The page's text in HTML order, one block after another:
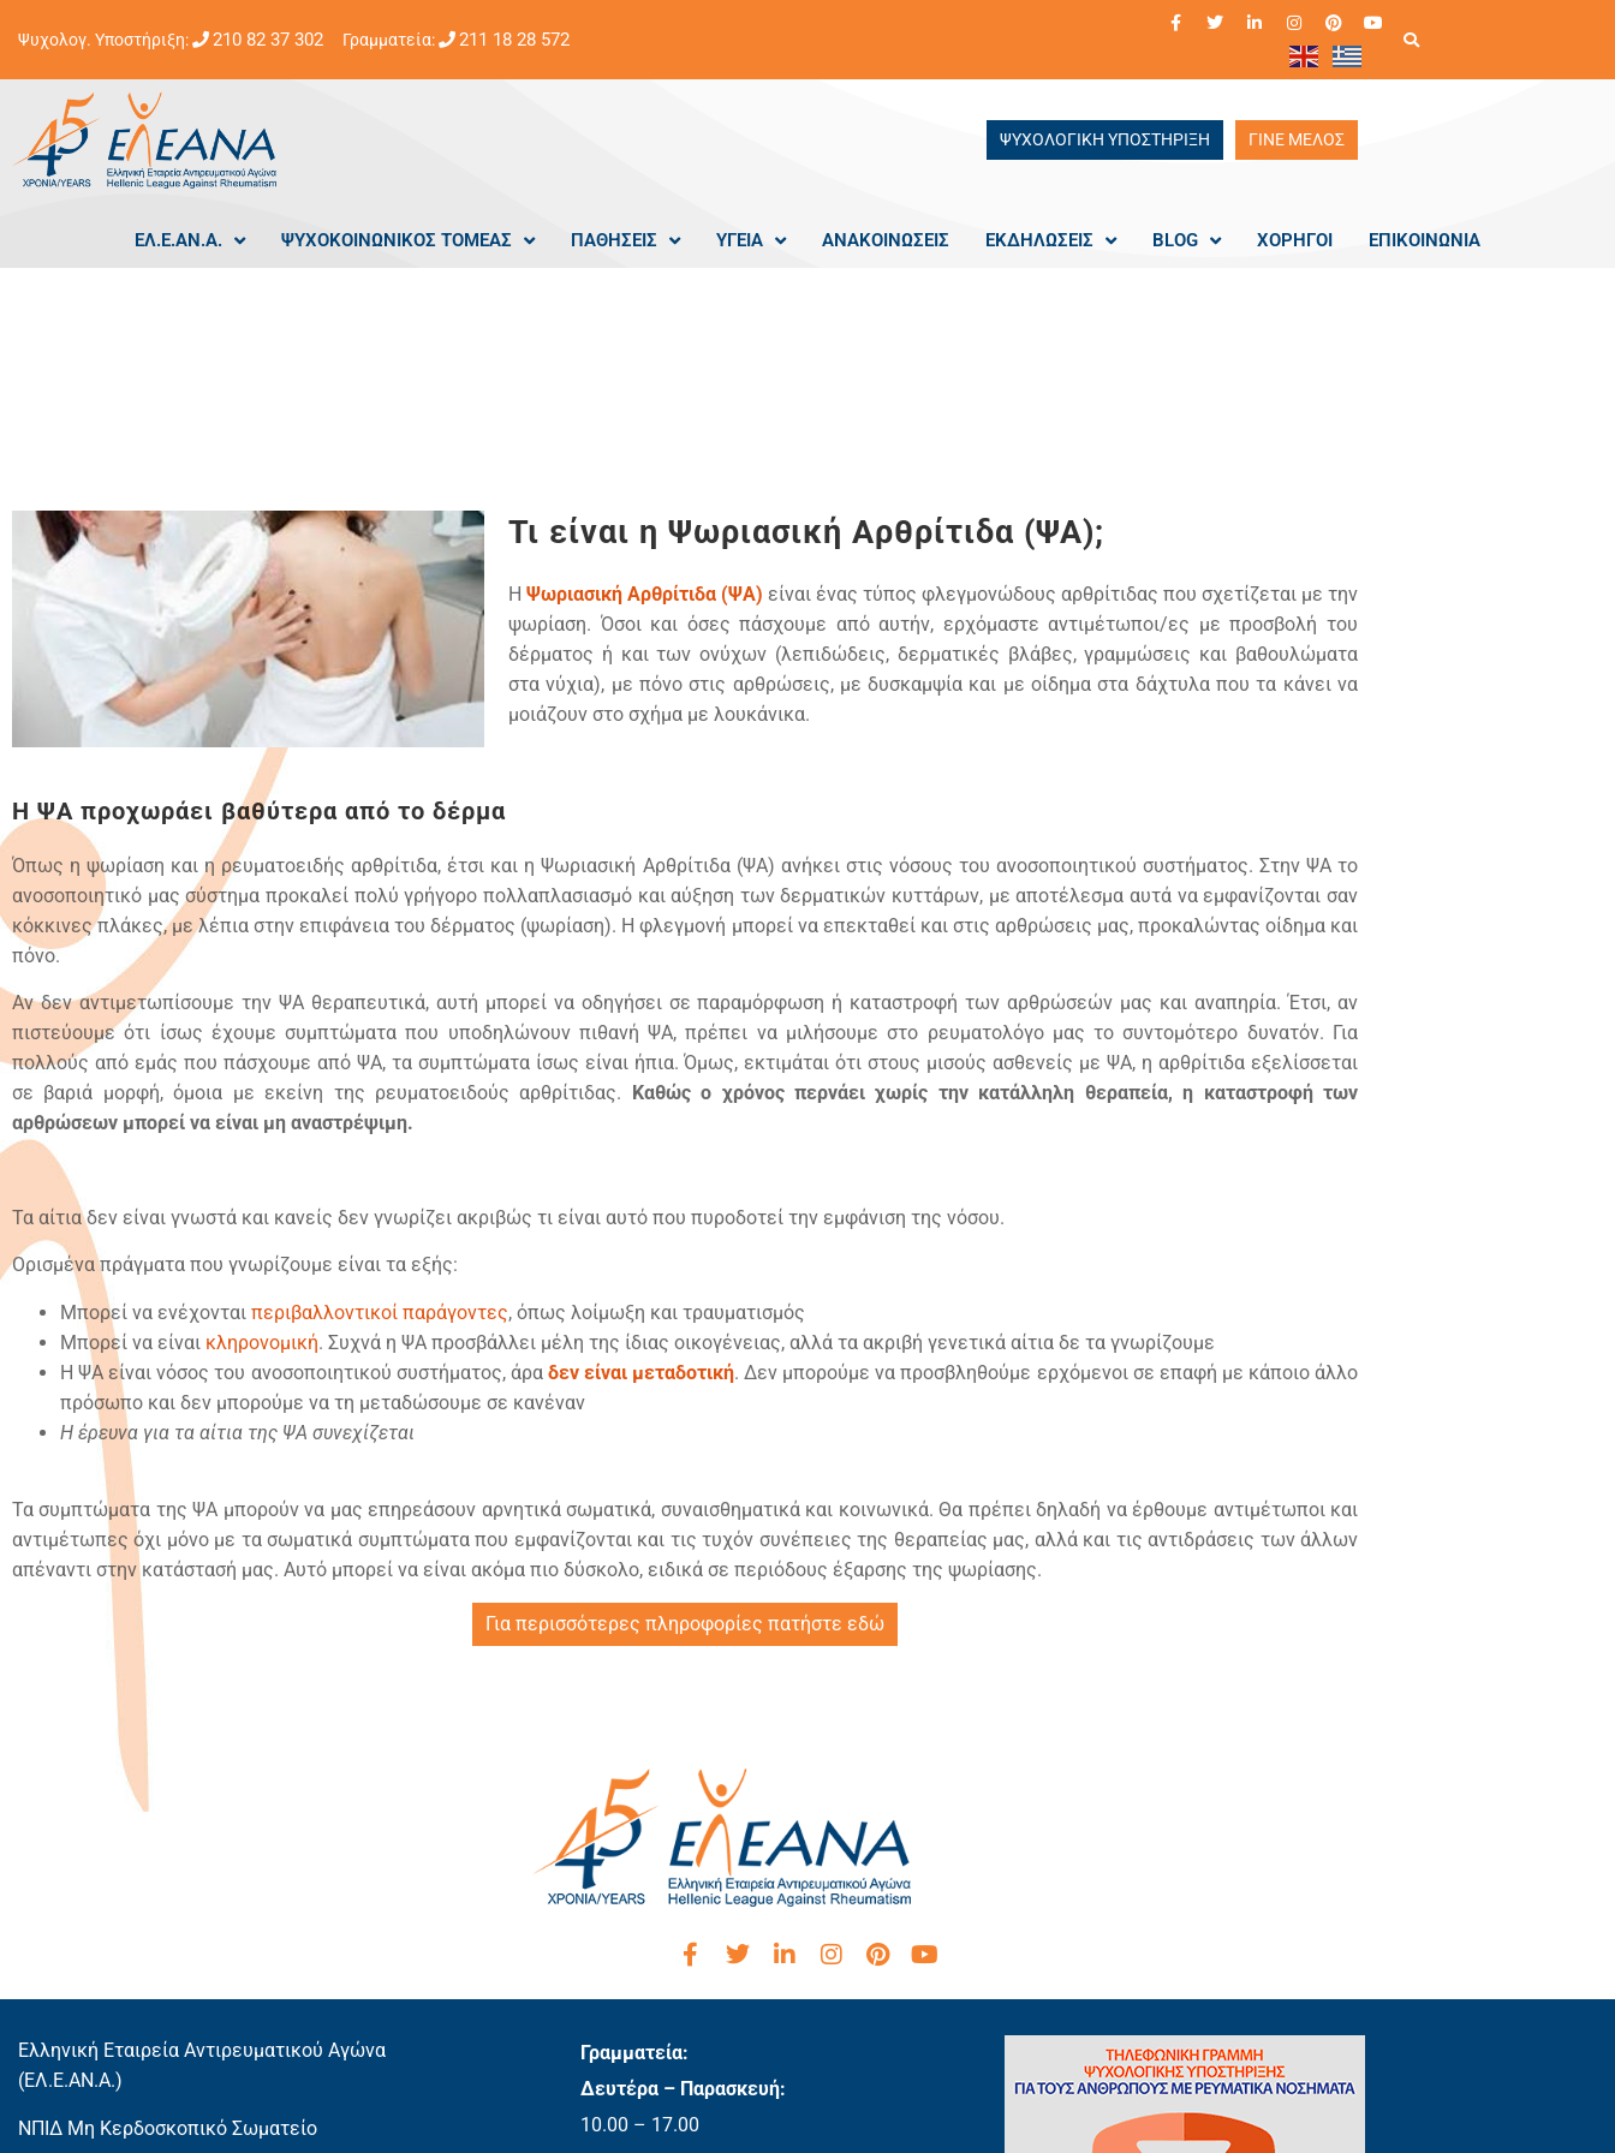
Ψυχολογ. Υποστήριξη: 210 82 37 302 Γραμματεία: 211 18 28 572
ΨΥΧΟΛΟΓΙΚΗ ΥΠΟΣΤΗΡΙΞΗ ΓΙΝΕ ΜΕΛΟΣ
ΕΛ.Ε.ΑΝ.Α. ΨΥΧΟΚΟΙΝΩΝΙΚΟΣ ΤΟΜΕΑΣ ΠΑΘΗΣΕΙΣ ΥΓΕΙΑ ΑΝΑΚΟΙΝΩΣΕΙΣ ΕΚΔΗΛΩΣΕΙΣ BLOG ΧΟΡΗΓΟΙ ΕΠΙΚΟΙΝΩΝΙΑ
Τι είναι η Ψωριασική Αρθρίτιδα (ΨΑ);
Η Ψωριασική Αρθρίτιδα (ΨΑ) είναι ένας τύπος φλεγμονώδους αρθρίτιδας που σχετίζεται με την
ψωρίαση. Όσοι και όσες πάσχουμε από αυτήν, ερχόμαστε αντιμέτωποι/ες με προσβολή του
δέρματος ή και των ονύχων (λεπιδώδεις, δερματικές βλάβες, γραμμώσεις και βαθουλώματα
στα νύχια), με πόνο στις αρθρώσεις, με δυσκαμψία και με οίδημα στα δάχτυλα που τα κάνει να
μοιάζουν στο σχήμα με λουκάνικα.
Η ΨΑ προχωράει βαθύτερα από το δέρμα
Όπως η ψωρίαση και η ρευματοειδής αρθρίτιδα, έτσι και η Ψωριασική Αρθρίτιδα (ΨΑ) ανήκει στις νόσους του ανοσοποιητικού συστήματος. Στην ΨA το
ανοσοποιητικό μας σύστημα προκαλεί πολύ γρήγορο πολλαπλασιασμό και αύξηση των δερματικών κυττάρων, με αποτέλεσμα αυτά να εμφανίζονται σαν
κόκκινες πλάκες, με λέπια στην επιφάνεια του δέρματος (ψωρίαση). Η φλεγμονή μπορεί να επεκταθεί και στις αρθρώσεις μας, προκαλώντας οίδημα και
πόνο.
Αν δεν αντιμετωπίσουμε την ΨΑ θεραπευτικά, αυτή μπορεί να οδηγήσει σε παραμόρφωση ή καταστροφή των αρθρώσεών μας και αναπηρία. Έτσι, αν
πιστεύουμε ότι ίσως έχουμε συμπτώματα που υποδηλώνουν πιθανή ΨΑ, πρέπει να μιλήσουμε στο ρευματολόγο μας το συντομότερο δυνατόν. Για
πολλούς από εμάς που πάσχουμε από ΨΑ, τα συμπτώματα ίσως είναι ήπια. Όμως, εκτιμάται ότι στους μισούς ασθενείς με ΨΑ, η αρθρίτιδα εξελίσσεται
σε βαριά μορφή, όμοια με εκείνη της ρευματοειδούς αρθρίτιδας.
Καθώς ο χρόνος περνάει χωρίς την κατάλληλη θεραπεία, η καταστροφή των
αρθρώσεων μπορεί να είναι μη αναστρέψιμη.
Τα αίτια δεν είναι γνωστά και κανείς δεν γνωρίζει ακριβώς τι είναι αυτό που πυροδοτεί την εμφάνιση της νόσου.
Ορισμένα πράγματα που γνωρίζουμε είναι τα εξής:
Μπορεί να ενέχονται περιβαλλοντικοί παράγοντες, όπως λοίμωξη και τραυματισμός
Μπορεί να είναι κληρονομική. Συχνά η ΨΑ προσβάλλει μέλη της ίδιας οικογένειας, αλλά τα ακριβή γενετικά αίτια δε τα γνωρίζουμε
Η ΨA είναι νόσος του ανοσοποιητικού συστήματος, άρα δεν είναι μεταδοτική. ∆εν μπορούμε να προσβληθούμε ερχόμενοι σε επαφή με κάποιο άλλο
πρόσωπο και δεν μπορούμε να τη μεταδώσουμε σε κανέναν
Η έρευνα για τα αίτια της ΨΑ συνεχίζεται
Τα συμπτώματα της ΨΑ μπορούν να μας επηρεάσουν αρνητικά σωματικά, συναισθηματικά και κοινωνικά. Θα πρέπει δηλαδή να έρθουμε αντιμέτωποι και
αντιμέτωπες όχι μόνο με τα σωματικά συμπτώματα που εμφανίζονται και τις τυχόν συνέπειες της θεραπείας μας, αλλά και τις αντιδράσεις των άλλων
απέναντι στην κατάστασή μας. Αυτό μπορεί να είναι ακόμα πιο δύσκολο, ειδικά σε περιόδους έξαρσης της ψωρίασης.
Για περισσότερες πληροφορίες πατήστε εδώ
Ελληνική Εταιρεία Αντιρευματικού Αγώνα
(EΛ.Ε.ΑΝ.Α.)
ΝΠΙΔ Μη Κερδοσκοπικό Σωματείο
Γραμματεία:
Δευτέρα – Παρασκευή:
10.00 – 17.00